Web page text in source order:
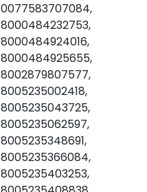
0077583707084,
8000484232753,
8000484924016,
8000484925655,
8002879807577,
8005235002418,
8005235043725,
8005235062597,
8005235348691,
8005235366084,
8005235403253,